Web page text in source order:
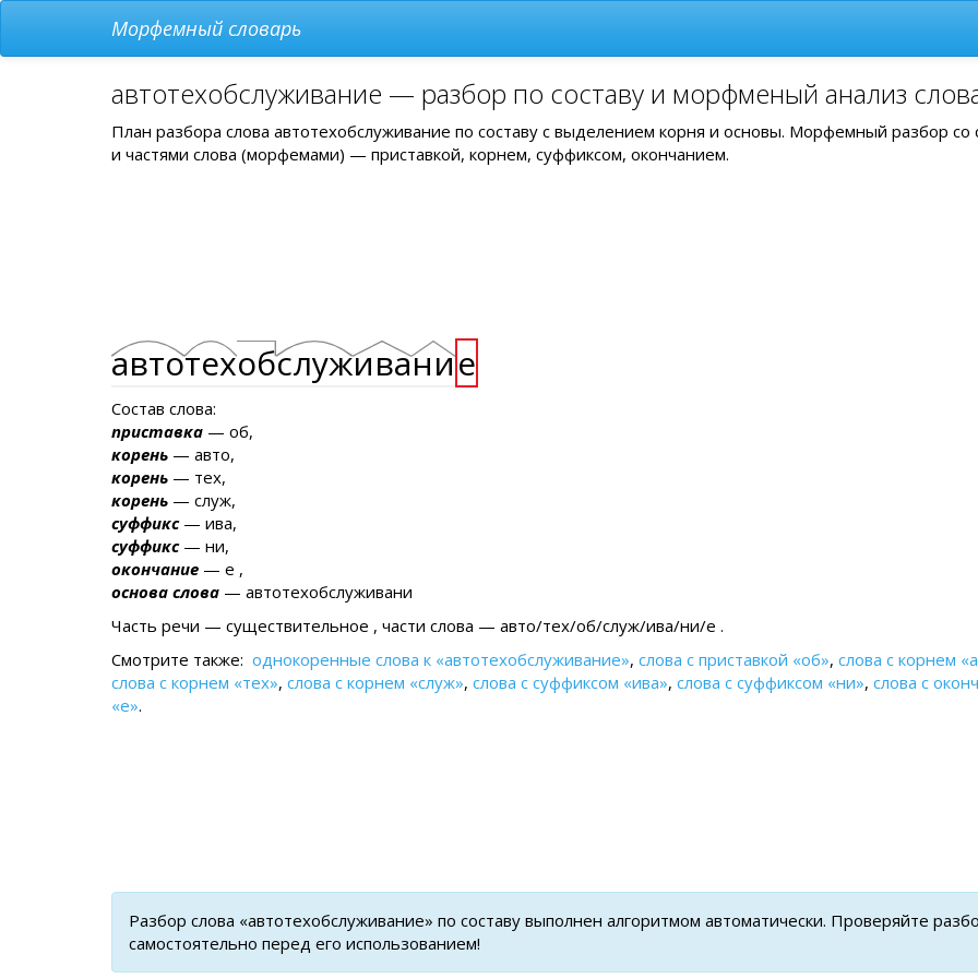
Морфемный словарь
автотехобслуживание — разбор по составу и морфменый анализ
План разбора слова автотехобслуживание по составу с выделением корня и основы. Морфемный разбор со
и частями слова (морфемами) — приставкой, корнем, суффиксом, окончанием.
автотехобслуживание
Состав слова:
приставка — об,
корень — авто,
корень — тех,
корень — служ,
суффикс— ива,
суффикс— ни,
окончание — е ,
основа слова — автотехобслуживани
Часть речи — существительное , части слова — авто/тех/об/служ/ива/ни/е .
Смотрите также: однокоренные слова к «автотехобслуживание», слова с приставкой «об», слова с корнем
слова с корнем «тех», слова с корнем «служ», слова с суффиксом «ива», слова с суффиксом «ни», слова с
«е».
Разбор слова «автотехобслуживание» по составу выполнен алгоритмом автоматически. Проверяйте
самостоятельно перед его использованием!